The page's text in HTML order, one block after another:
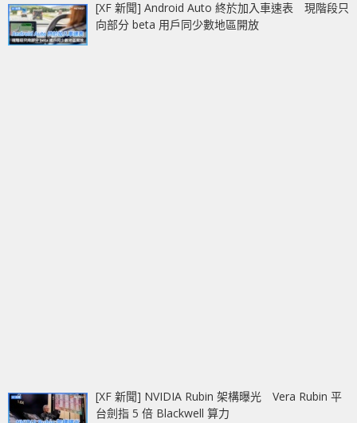
[XF 新聞] Android Auto 終於加入車速表 現階段只
向部分 beta 用戶同少數地區開放
[XF 新聞] NVIDIA Rubin 架構曝光 Vera Rubin 平
台劍指 5 倍 Blackwell 算力